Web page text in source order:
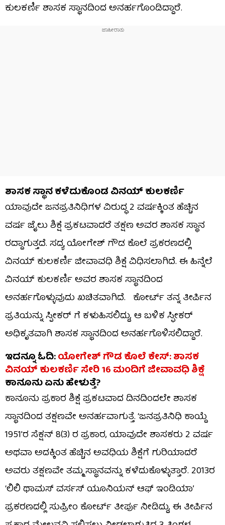
ಕುಲಕರ್ಣಿ ಶಾಸಕ ಸ್ಥಾನದಿಂದ ಅನರ್ಹಗೊಂಡಿದ್ದಾರೆ.
ಶಾಸಕ ಸ್ಥಾನ ಕಳೆದುಕೊಂಡ ವಿನಯ್ ಕುಲಕರ್ಣಿ
ಯಾವುದೇ ಜನಪ್ರತಿನಿಧಿಗಳ ವಿರುದ್ಧ 2 ವರ್ಷಕ್ಕಿಂತ ಹೆಚ್ಚಿನ
ವರ್ಷ ಜೈಲು ಶಿಕ್ಷೆ ಪ್ರಕಟವಾದರೆ ತಕ್ಷಣ ಅವರ ಶಾಸಕ ಸ್ಥಾನ
ರದ್ದಾಗುತ್ತದೆ. ಸದ್ಯ ಯೋಗೇಶ್​ ಗೌಡ ಕೊಲೆ ಪ್ರಕರಣದಲ್ಲಿ
ವಿನಯ್ ಕುಲಕರ್ಣಿ ಜೀವಾವಧಿ ಶಿಕ್ಷೆ ವಿಧಿಸಲಾಗಿದೆ. ಈ ಹಿನ್ನೆಲೆ
ವಿನಯ್​ ಕುಲಕರ್ಣಿ ಅವರ ಶಾಸಕ ಸ್ಥಾನದಿಂದ
ಅನರ್ಹಗೊಳ್ಳುವುದು ಖಚಿತವಾಗಿದೆ. ಕೋರ್ಟ್ ತನ್ನ ತೀರ್ಪಿನ
ಪ್ರತಿಯನ್ನು ಸ್ಪೀಕರ್ ಗೆ ಕಳುಹಿಸಲಿದ್ದು, ಆ ಬಳಿಕ ಸ್ಫೀಕರ್
ಅಧಿಕೃತವಾಗಿ ಶಾಸಕ ಸ್ಥಾನದಿಂದ ಅನರ್ಹಗೊಳಿಸಲಿದ್ದಾರೆ.
ಇದನ್ನೂ ಓದಿ:ಯೋಗೇಶ್ ಗೌಡ ಕೊಲೆ ಕೇಸ್: ಶಾಸಕ
ವಿನಯ್ ಕುಲಕರ್ಣಿ ಸೇರಿ 16 ಮಂದಿಗೆ ಜೀವಾವಧಿ ಶಿಕ್ಷೆ
ಕಾನೂನು ಏನು ಹೇಳುತ್ತೆ?
ಕಾನೂನು ಪ್ರಕಾರ ಶಿಕ್ಷೆ ಪ್ರಕಟವಾದ ದಿನದಿಂದಲೇ ಶಾಸಕ
ಸ್ಥಾನದಿಂದ ತಕ್ಷಣವೇ ಅನರ್ಹವಾಗುತ್ತೆ. ‘ಜನಪ್ರತಿನಿಧಿ ಕಾಯ್ದೆ
1951’ರ ಸೆಕ್ಷನ್ 8(3) ರ ಪ್ರಕಾರ, ಯಾವುದೇ ಶಾಸಕರು 2 ವರ್ಷ
ಅಥವಾ ಅದಕ್ಕಿಂತ ಹೆಚ್ಚಿನ ಅವಧಿಯ ಶಿಕ್ಷೆಗೆ ಗುರಿಯಾದರೆ
ಅವರು ತಕ್ಷಣವೇ ತಮ್ಮ ಸ್ಥಾನವನ್ನು ಕಳೆದುಕೊಳ್ಳುತ್ತಾರೆ. 2013ರ
‘ಲಿಲಿ ಥಾಮಸ್ ವರ್ಸಸ್ ಯೂನಿಯನ್ ಆಫ್ ಇಂಡಿಯಾ’
ಪ್ರಕರಣದಲ್ಲಿ ಸುಪ್ರೀಂ ಕೋರ್ಟ್ ತೀರ್ಪು ನೀಡಿದ್ದು, ಈ ತೀರ್ಪಿನ